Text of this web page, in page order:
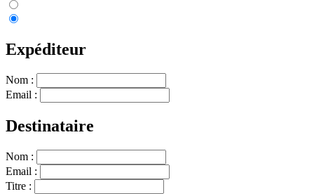
Expéditeur
Nom :
Email :
Destinataire
Nom :
Email :
Titre :